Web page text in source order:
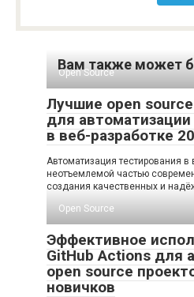
Вам также может
Open Source
Лучшие open
для
в веб-разработке
Автоматизация тестирования в
неотъемлемой частью
создания качественных и
Open Source
Эффективное
GitHub Actions для
open source
новичков